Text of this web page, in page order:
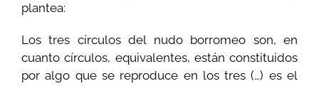
plantea:
Los tres círculos del nudo borromeo son, en
cuanto círculos, equivalentes, están constituidos
por algo que se reproduce en los tres (…) es el